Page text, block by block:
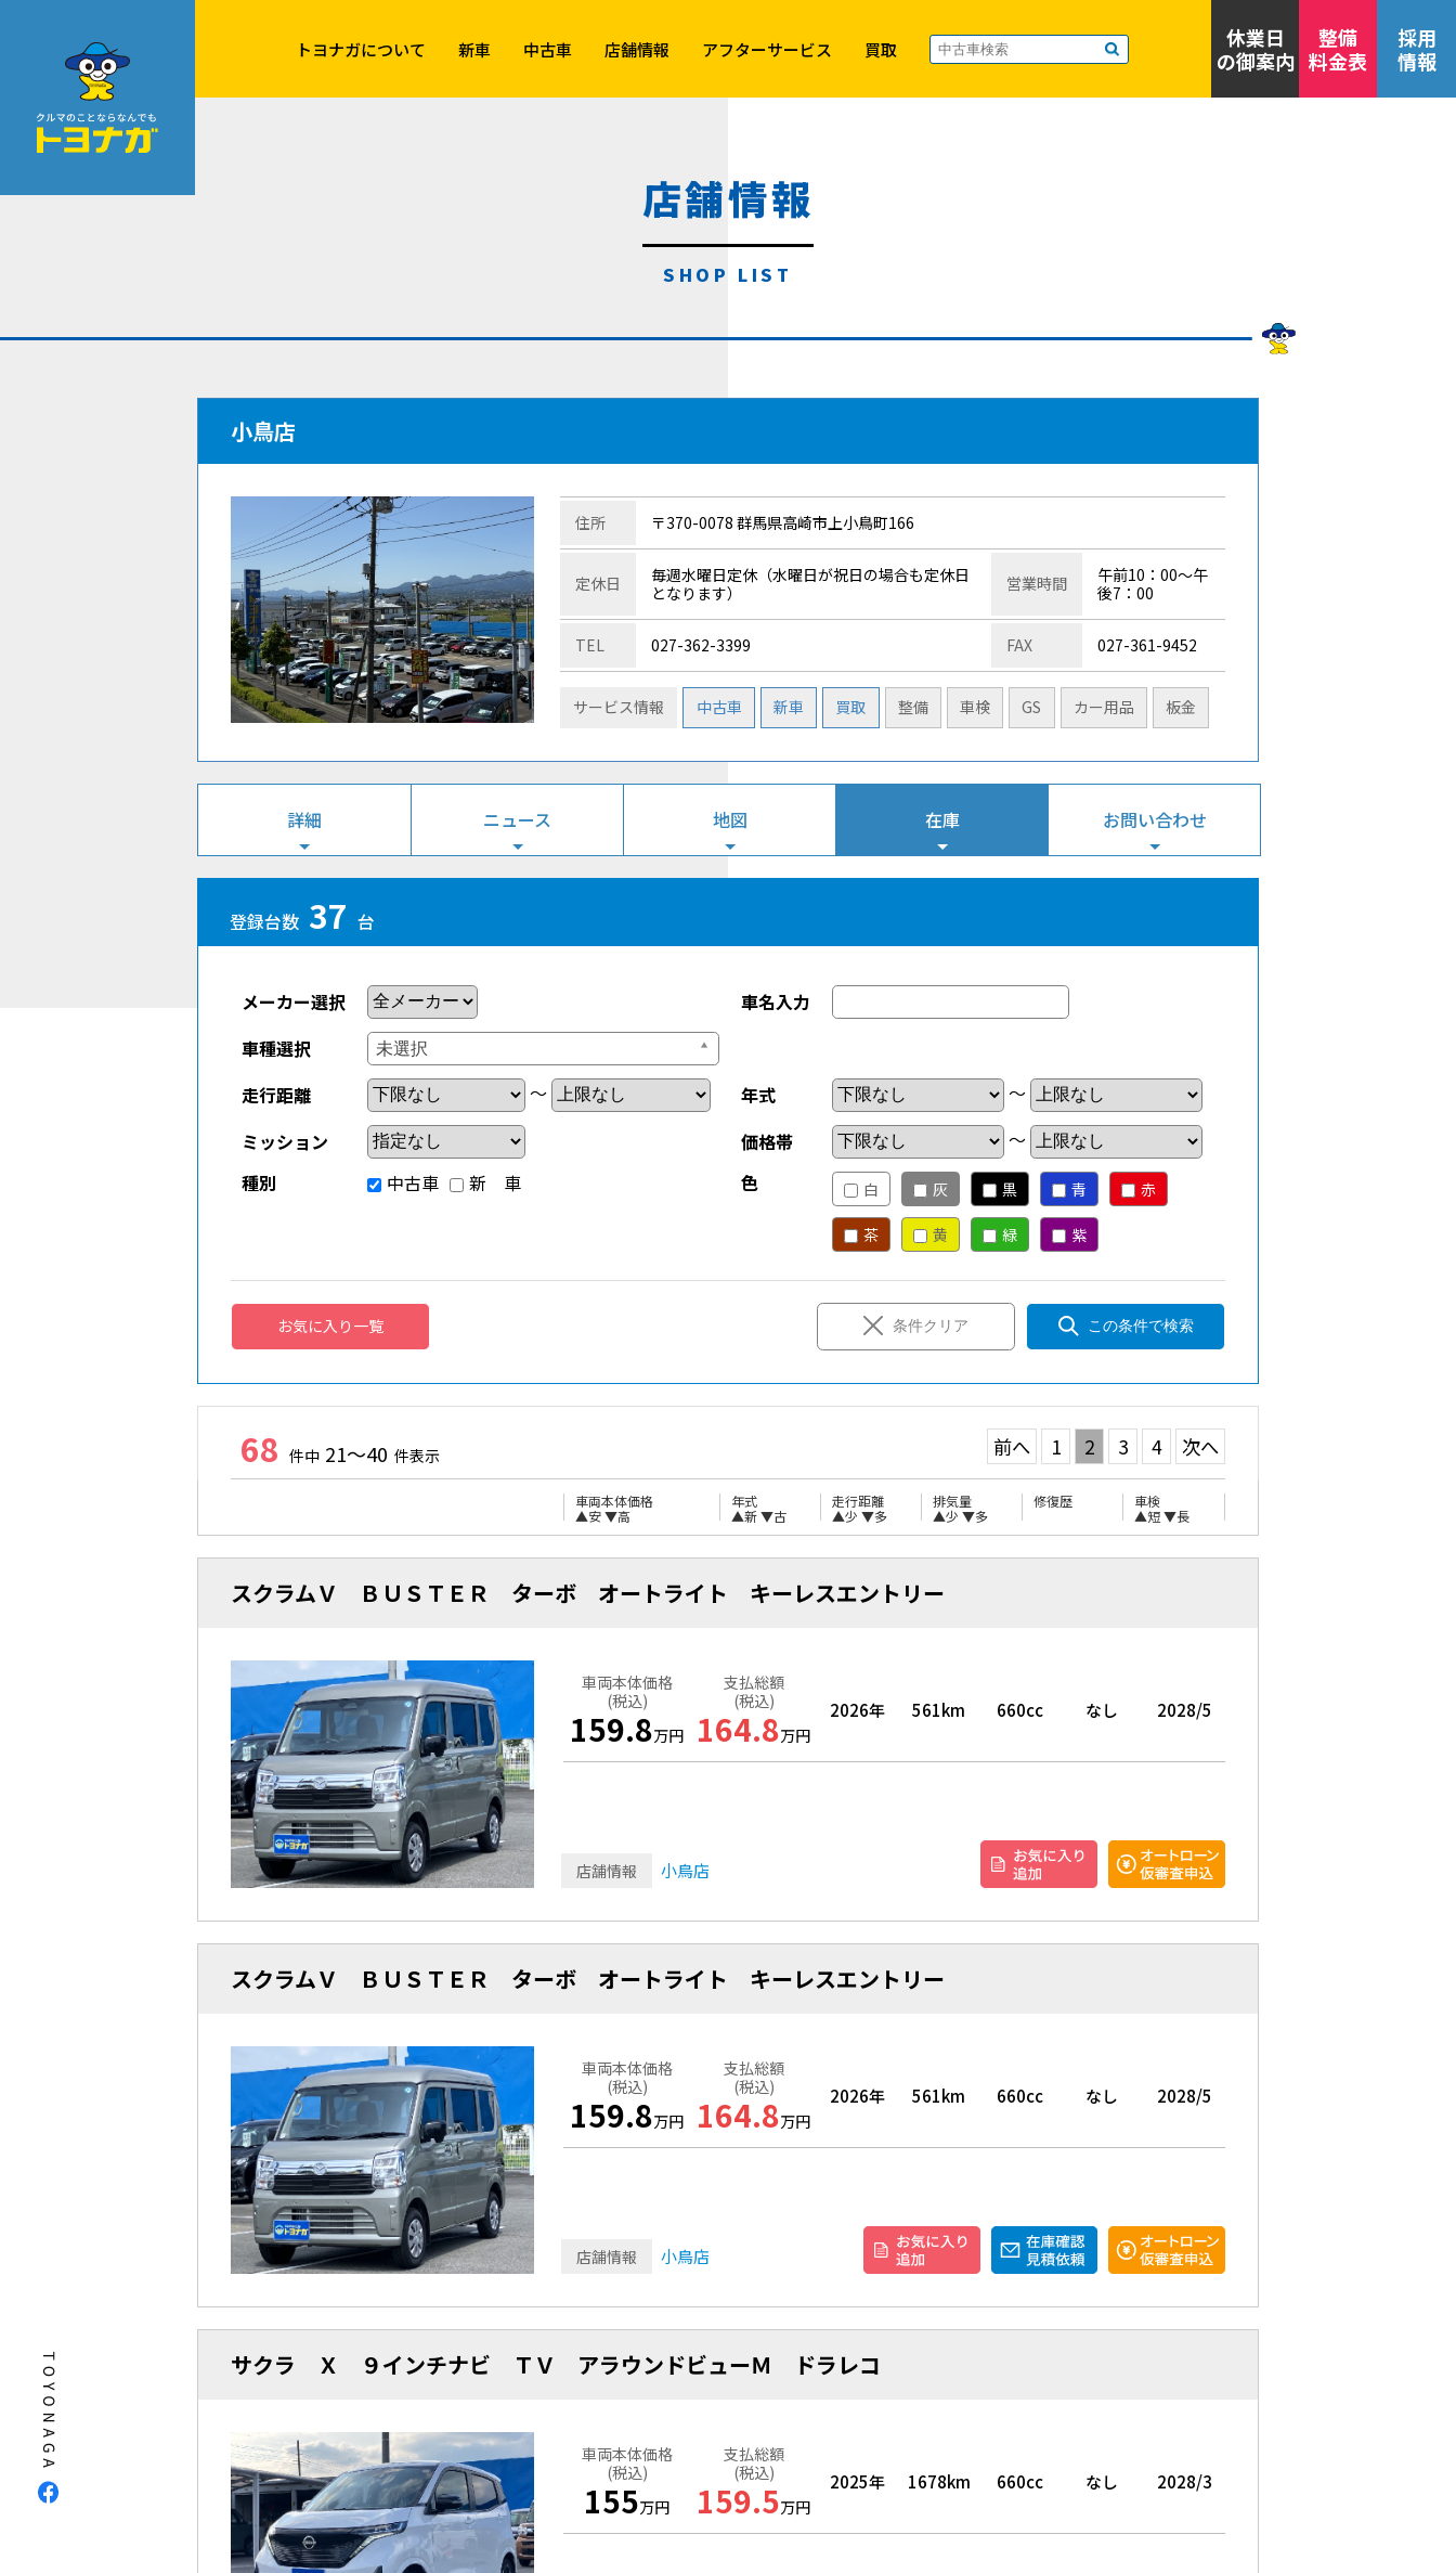
トヨナガについて 新車 中古車 店舗情報 アフターサービス 買取
休業日
の御案内
整備
料金表
採用
情報
店舗情報
小鳥店
住所 〒370-0078 群馬県高崎市上小鳥町166
定休日
毎週水曜日定休（水曜日が祝日の場合も定休日
となります）
営業時間
午前10：00～午
後7：00
TEL 027-362-3399 FAX 027-361-9452
サービス情報 中古車 新車 買取 整備 車検 GS カー用品 板金
詳細 ニュース 地図 在庫 お問い合わせ
登録台数 37 台
メーカー選択
車名入力
車種選択
走行距離
～ 年式
～
ミッション
価格帯
～
種別
中古車 新 車 色 白 灰 黒 青 赤
茶 黄 緑 紫
条件クリア この条件で検索
お気に入り一覧
68 件中 21～40 件表示 前へ 1 2 3 4 次へ
車両本体価格
▲安▼高
年式
▲新▼古
走行距離
▲少 ▼多
排気量
▲少 ▼多
修復歴
車検
▲短▼長
スクラムＶ ＢＵＳＴＥＲ ターボ オートライト キーレスエントリー
車両本体価格
(税込)
159.8万円
支払総額
(税込)
164.8万円
2026年 561km 660cc なし 2028/5
店舗情報 小鳥店
スクラムＶ ＢＵＳＴＥＲ ターボ オートライト キーレスエントリー
車両本体価格
(税込)
159.8万円
支払総額
(税込)
164.8万円
2026年 561km 660cc なし 2028/5
店舗情報 小鳥店
サクラ Ｘ ９インチナビ ＴＶ アラウンドビューＭ ドラレコ
車両本体価格
(税込)
155万円
支払総額
(税込)
159.5万円
2025年 1678km 660cc なし 2028/3